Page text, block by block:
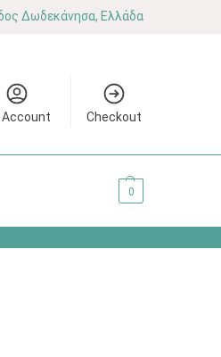
Δωδεκάνησα, Ελλάδα
Account Checkout
0